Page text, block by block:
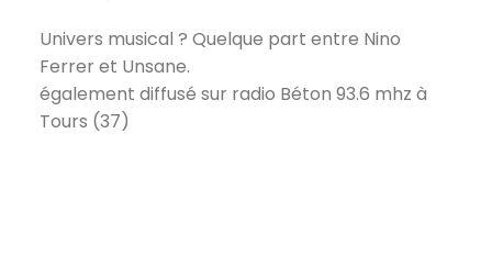
Univers musical ? Quelque part entre Nino
Ferrer et Unsane.
également diffusé sur radio Béton 93.6 mhz à
Tours (37)